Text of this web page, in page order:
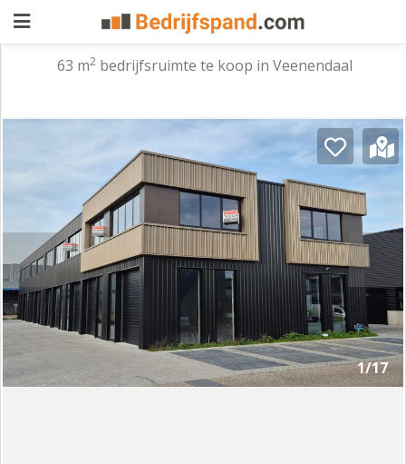
Waarom
adverteren
Premium
adverteren
Blog
Registreren
Login
63 m2 bedrijfsruimte te koop in Veenendaal
1/17